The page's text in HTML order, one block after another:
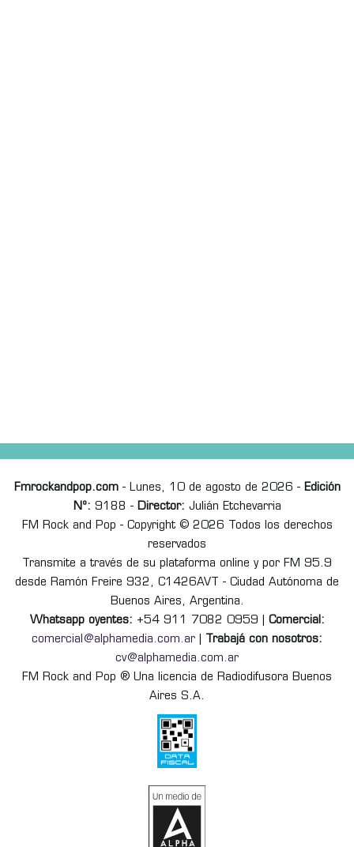
Fmrockandpop.com- Lunes, 10 de agosto de 2026 - Edición
Nº: 9188 - Director: Julián Etchevarria
FM Rock and Pop - Copyright © 2026 Todos los derechos
reservados
Transmite a través de su plataforma online y por FM 95.9
desde Ramón Freire 932, C1426AVT - Ciudad Autónoma de
Buenos Aires, Argentina.
Whatsapp oyentes: +54 911 7082 0959 | Comercial:
comercial@alphamedia.com.ar
Trabajá con nosotros:
cv@alphamedia.com.ar
FM Rock and Pop ® Una licencia de Radiodifusora Buenos
Aires S.A.